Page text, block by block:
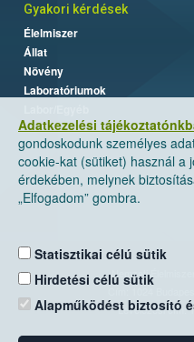
Adatkezelési
gondoskodunk személyes
cookie-kat (sütiket) használ a
érdekében, melynek
„Elfogadom” gombra.
Statisztikai célú sütik
Hirdetési célú sütik
Alapműködést biztosító
Gyakori kérdések
Élelmiszer
Állat
Növény
Laboratóriumok
Nemzeti
Levelezési cím: